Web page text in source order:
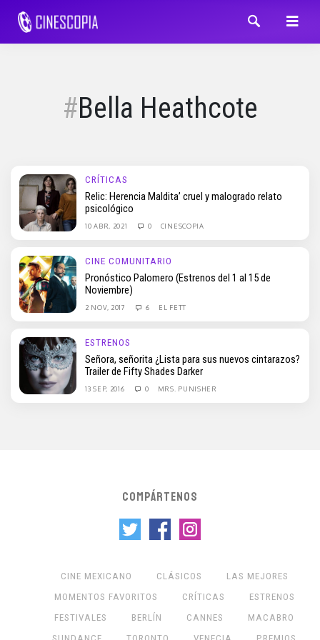
Bella Heathcote
CRÍTICAS
Relic: Herencia Maldita’ cruel y malogrado relato
psicológico
10 ABR, 2021 0 CINESCOPIA
CINE COMUNITARIO
Pronóstico Palomero (Estrenos del 1 al 15 de
Noviembre)
2 NOV, 2017 6 EL FETT
ESTRENOS
Señora, señorita ¿Lista para sus nuevos cintarazos?
Trailer de Fifty Shades Darker
13 SEP, 2016 0 MRS. PUNISHER
COMPÁRTENOS
CINE MEXICANO CLÁSICOS
LAS MEJORES
MOMENTOS FAVORITOS
CRÍTICAS
ESTRENOS
FESTIVALES
BERLÍN CANNES
MACABRO